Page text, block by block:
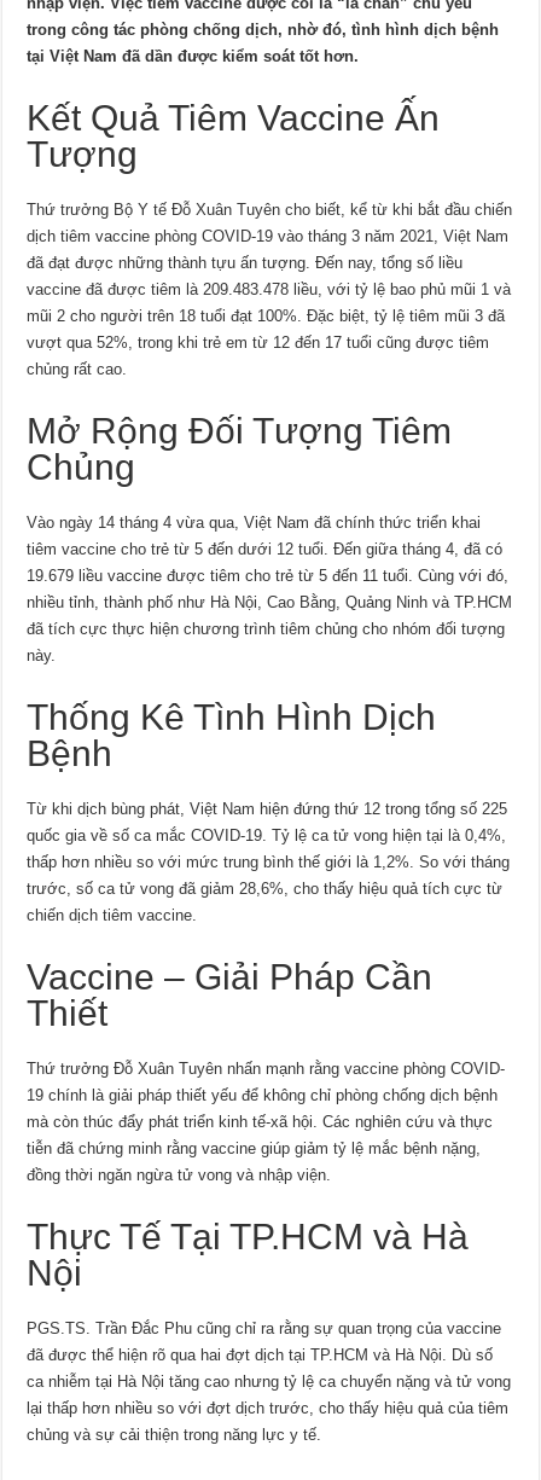
trong công tác phòng chống dịch, nhờ đó, tình hình dịch bệnh
tại Việt Nam đã dần được kiểm soát tốt hơn.
Kết Quả Tiêm Vaccine Ấn
Tượng
Thứ trưởng Bộ Y tế Đỗ Xuân Tuyên cho biết, kể từ khi bắt đầu chiến
dịch tiêm vaccine phòng COVID-19 vào tháng 3 năm 2021, Việt Nam
đã đạt được những thành tựu ấn tượng. Đến nay, tổng số liều
vaccine đã được tiêm là 209.483.478 liều, với tỷ lệ bao phủ mũi 1 và
mũi 2 cho người trên 18 tuổi đạt 100%. Đặc biệt, tỷ lệ tiêm mũi 3 đã
vượt qua 52%, trong khi trẻ em từ 12 đến 17 tuổi cũng được tiêm
chủng rất cao.
Mở Rộng Đối Tượng Tiêm
Chủng
Vào ngày 14 tháng 4 vừa qua, Việt Nam đã chính thức triển khai
tiêm vaccine cho trẻ từ 5 đến dưới 12 tuổi. Đến giữa tháng 4, đã có
19.679 liều vaccine được tiêm cho trẻ từ 5 đến 11 tuổi. Cùng với đó,
nhiều tỉnh, thành phố như Hà Nội, Cao Bằng, Quảng Ninh và TP.HCM
đã tích cực thực hiện chương trình tiêm chủng cho nhóm đối tượng
này.
Thống Kê Tình Hình Dịch
Bệnh
Từ khi dịch bùng phát, Việt Nam hiện đứng thứ 12 trong tổng số 225
quốc gia về số ca mắc COVID-19. Tỷ lệ ca tử vong hiện tại là 0,4%,
thấp hơn nhiều so với mức trung bình thế giới là 1,2%. So với tháng
trước, số ca tử vong đã giảm 28,6%, cho thấy hiệu quả tích cực từ
chiến dịch tiêm vaccine.
Vaccine – Giải Pháp Cần
Thiết
Thứ trưởng Đỗ Xuân Tuyên nhấn mạnh rằng vaccine phòng COVID-
19 chính là giải pháp thiết yếu để không chỉ phòng chống dịch bệnh
mà còn thúc đẩy phát triển kinh tế-xã hội. Các nghiên cứu và thực
tiễn đã chứng minh rằng vaccine giúp giảm tỷ lệ mắc bệnh nặng,
đồng thời ngăn ngừa tử vong và nhập viện.
Thực Tế Tại TP.HCM và Hà
Nội
PGS.TS. Trần Đắc Phu cũng chỉ ra rằng sự quan trọng của vaccine
đã được thể hiện rõ qua hai đợt dịch tại TP.HCM và Hà Nội. Dù số
ca nhiễm tại Hà Nội tăng cao nhưng tỷ lệ ca chuyển nặng và tử vong
lại thấp hơn nhiều so với đợt dịch trước, cho thấy hiệu quả của tiêm
chủng và sự cải thiện trong năng lực y tế.